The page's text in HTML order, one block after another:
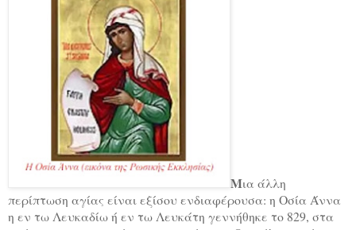
Μια άλλη
περίπτωση αγίας είναι εξίσου ενδιαφέρουσα: η Οσία Άννα
η εν τω Λευκαδίω ή εν τω Λευκάτη γεννήθηκε το 829, στα